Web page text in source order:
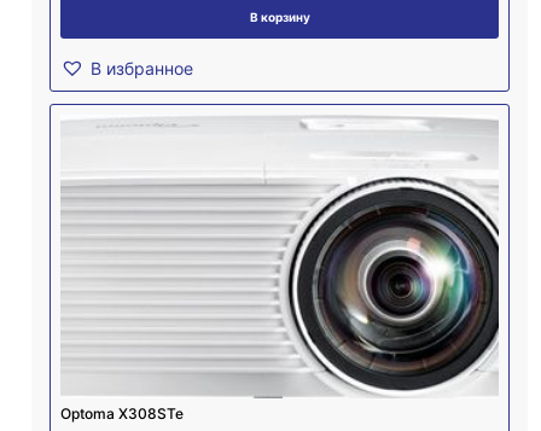
В корзину
В избранное
Optoma X308STe